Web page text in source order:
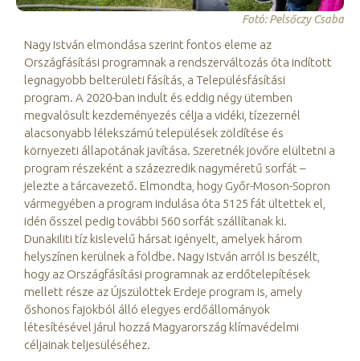
Fotó: Pelsőczy Csaba
Nagy István elmondása szerint fontos eleme az
Országfásítási programnak a rendszerváltozás óta indított
legnagyobb belterületi fásítás, a Településfásítási
program. A 2020-ban indult és eddig négy ütemben
megvalósult kezdeményezés célja a vidéki, tízezernél
alacsonyabb lélekszámú települések zöldítése és
környezeti állapotának javítása. Szeretnék jövőre elültetni a
program részeként a százezredik nagyméretű sorfát –
jelezte a tárcavezető. Elmondta, hogy Győr-Moson-Sopron
vármegyében a program indulása óta 5125 fát ültettek el,
idén ősszel pedig további 560 sorfát szállítanak ki.
Dunakiliti tíz kislevelű hársat igényelt, amelyek három
helyszínen kerülnek a földbe. Nagy István arról is beszélt,
hogy az Országfásítási programnak az erdőtelepítések
mellett része az Újszülöttek Erdeje program is, amely
őshonos fajokból álló elegyes erdőállományok
létesítésével járul hozzá Magyarország klímavédelmi
céljainak teljesüléséhez.